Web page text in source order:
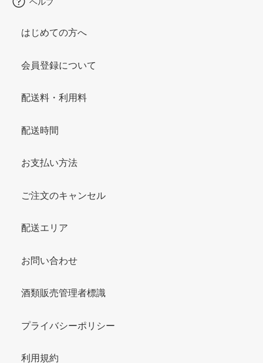
はじめての方へ
会員登録について
配送料・利用料
配送時間
お支払い方法
ご注文のキャンセル
配送エリア
お問い合わせ
酒類販売管理者標識
プライバシーポリシー
利用規約